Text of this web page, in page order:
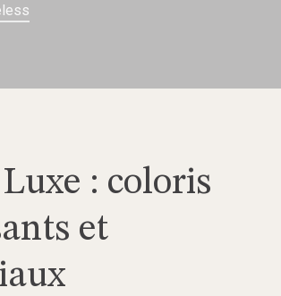
: coloris
et